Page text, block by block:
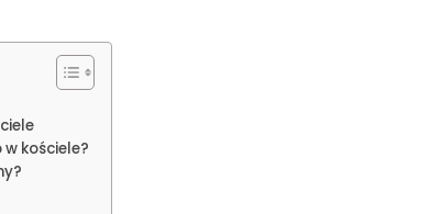
kościele?